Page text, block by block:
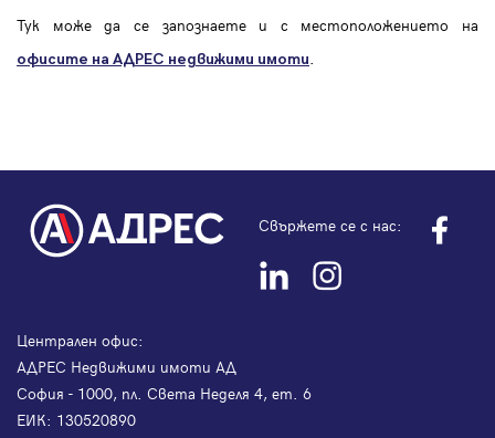
Тук може да се запознаете и с местоположението на
офисите на АДРЕС недвижими имоти
Свържете се с нас:
Централен офис:
АДРЕС Недвижими имоти АД
София - 1000, пл. Света Неделя 4, ет. 6
ЕИК: 130520890